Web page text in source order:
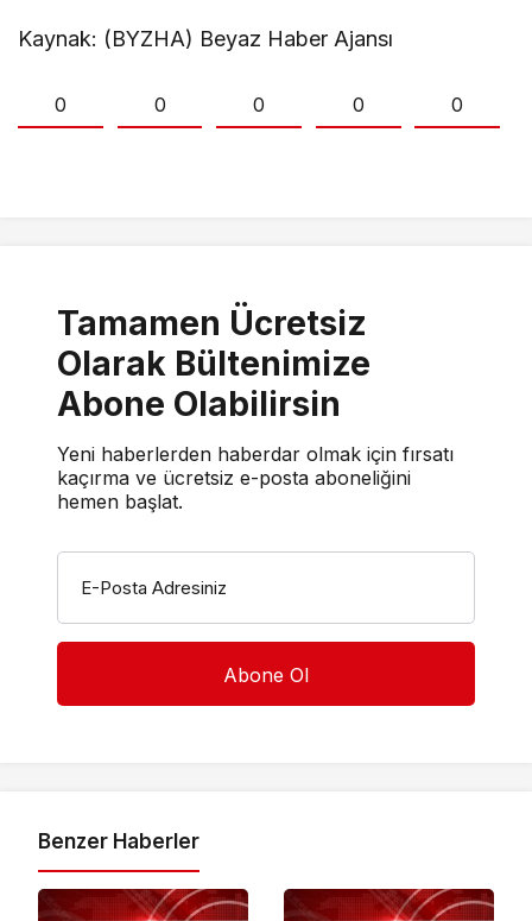
Kaynak: (BYZHA) Beyaz Haber Ajansı
0 0 0 0 0
Tamamen Ücretsiz
Olarak Bültenimize
Abone Olabilirsin
Yeni haberlerden haberdar olmak için fırsatı
kaçırma ve ücretsiz e-posta aboneliğini
hemen başlat.
E-Posta Adresiniz
Benzer Haberler